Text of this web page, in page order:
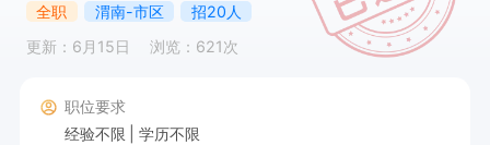
全职 渭南-市区
招20人
更新：6月15日
浏览：621次
职位要求
经验不限
学历不限